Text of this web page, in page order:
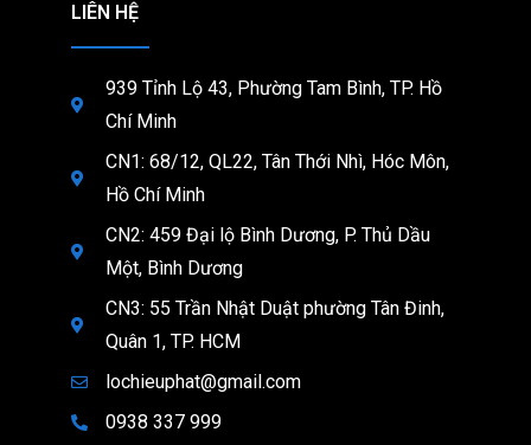
LIÊN HỆ
939 Tỉnh Lộ 43, Phường Tam Bình, TP. Hồ
Chí Minh
CN1: 68/12, QL22, Tân Thới Nhì, Hóc Môn,
Hồ Chí Minh
CN2: 459 Đại lộ Bình Dương, P. Thủ Dầu
Một, Bình Dương
CN3: 55 Trần Nhật Duật phường Tân Đinh,
Quân 1, TP. HCM
lochieuphat@gmail.com
0938 337 999